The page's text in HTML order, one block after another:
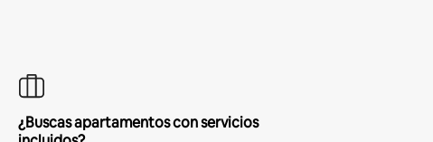
¿Buscas apartamentos con servicios